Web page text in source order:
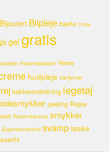
Bijouteri Bilpleje bælte Crea-
gel gratis
Haveredskaber Herre
hudpleje hårfjerner
køkkenindretning legetøj
peeling Rejse
Reservesvamp smykker
Superkonzentrat svamptaske